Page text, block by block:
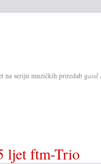
na seriju muzičkih priredab gassl
ljet ftm-Trio